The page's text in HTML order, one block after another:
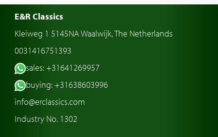
E&R Classics
Kleiweg 1 5145NA Waalwijk, The Netherlands
0031416751393
sales: +31641269957
buying: +31638603996
info@erclassics.com
Industry No. 1302